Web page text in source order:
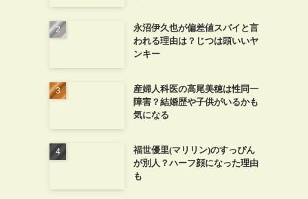
永沼伊久也が偏差値スパイと言
われる理由は？じつは頭いいヤ
ンキー
産婦人科医の高尾美穂は性同一
障害？結婚歴や子供がいるかも
気になる
福世優里(マリリン)のすっぴん
が別人？ハーフ顔になった理由
も